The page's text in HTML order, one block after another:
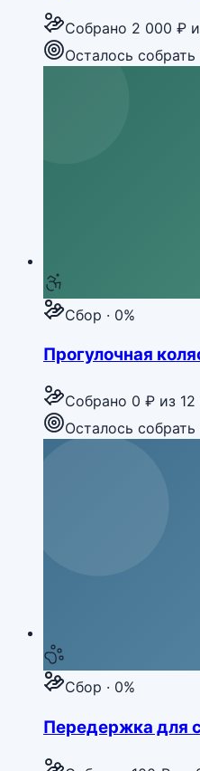
Собрано 2 000 ₽
Осталось
Сбор · 0%
Прогулочная
Собрано 0 ₽ из
Осталось
Сбор · 0%
Передержка для